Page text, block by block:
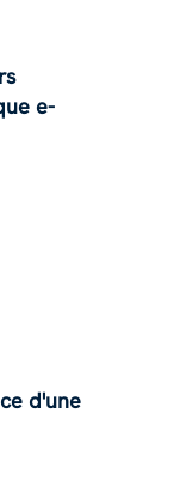
e-
d'une